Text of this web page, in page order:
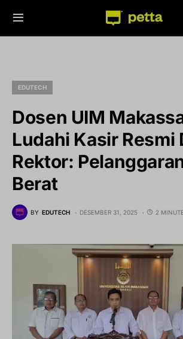
EDUTECH
Dosen UIM
Ludahi Kasir Resmi
Rektor:
Berat
BY EDUTECH DESEMBER 31, 2025 2